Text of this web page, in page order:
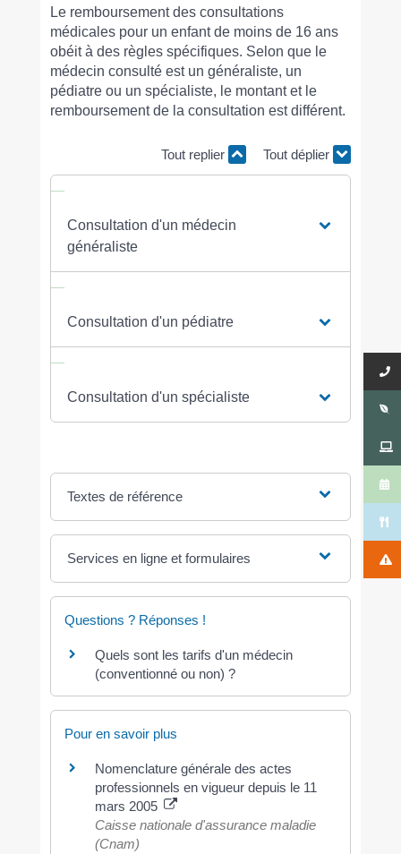
Le remboursement des consultations
médicales pour un enfant de moins de 16 ans
obéit à des règles spécifiques. Selon que le
médecin consulté est un généraliste, un
pédiatre ou un spécialiste, le montant et le
remboursement de la consultation est différent.
Tout replier Tout déplier
Consultation d'un médecin
généraliste
Consultation d'un pédiatre
Consultation d'un spécialiste
Textes de référence
Services en ligne et formulaires
Questions ? Réponses !
Quels sont les tarifs d'un médecin
(conventionné ou non) ?
Pour en savoir plus
Nomenclature générale des actes
professionnels en vigueur depuis le 11
mars 2005
Caisse nationale d'assurance maladie
(Cnam)